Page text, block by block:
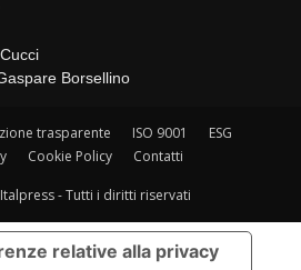
Borsellino
trasparente ISO 9001
ESG
Cookie Policy Contatti
- Tutti i diritti riservati
relative alla privacy